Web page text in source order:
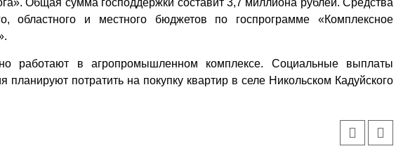
Общая сумма господдержки составит 3,7 миллиона рублей. Средства
областного и местного бюджетов по госпрограмме «Комплексное
работают в агропромышленном комплексе. Социальные выплаты
планируют потратить на покупку квартир в селе Никольском Кадуйского